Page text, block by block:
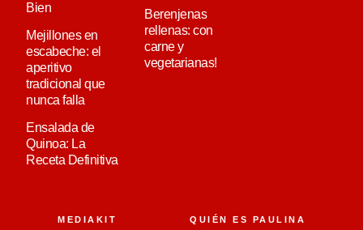
Bien
Mejillones en
escabeche: el
aperitivo
tradicional que
nunca falla
Ensalada de
Quinoa: La
Receta Definitiva
Berenjenas
rellenas: con
carne y
vegetarianas!
MEDIAKIT QUIÉN ES PAULINA